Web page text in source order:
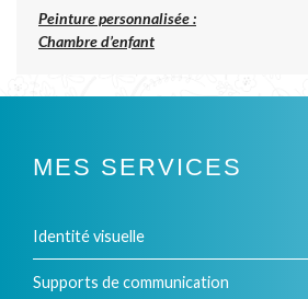
NAVIGATION
DE
Previous
post:
Peinture personnalisée :
Chambre d’enfant
MES SERVICES
Identité visuelle
Supports de communication